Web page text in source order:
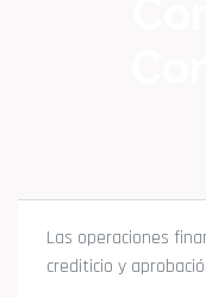
Las operaciones
crediticio y